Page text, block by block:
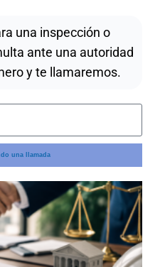
una inspección o
ante una autoridad
y te llamaremos.
una llamada